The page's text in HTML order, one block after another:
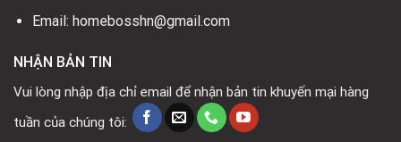
Email: homebosshn@gmail.com
NHẬN BẢN TIN
Vui lòng nhập địa chỉ email để nhận bản tin khuyến mại hàng
tuần của chúng tôi: